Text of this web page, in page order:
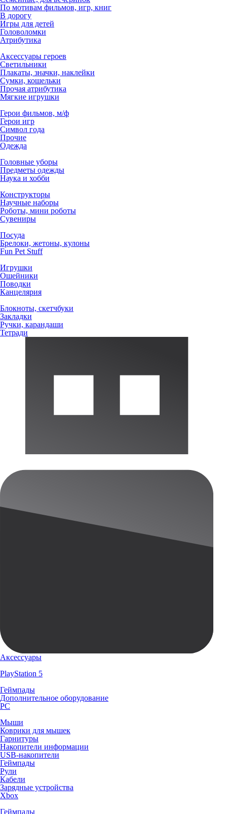
По мотивам фильмов, игр, книг
В дорогу
Игры для детей
Головоломки
Атрибутика
Аксессуары героев
Светильники
Плакаты, значки, наклейки
Сумки, кошельки
Прочая атрибутика
Мягкие игрушки
Герои фильмов, м/ф
Герои игр
Символ года
Прочие
Одежда
Головные уборы
Предметы одежды
Наука и хобби
Конструкторы
Научные наборы
Роботы, мини роботы
Сувениры
Посуда
Брелоки, жетоны, кулоны
Fun Pet Stuff
Игрушки
Ошейники
Поводки
Канцелярия
Блокноты, скетчбуки
Закладки
Ручки, карандаши
Тетради
Аксессуары
PlayStation 5
Геймпады
Дополнительное оборудование
PC
Мыши
Коврики для мышек
Гарнитуры
Накопители информации
USB-накопители
Геймпады
Рули
Кабели
Зарядные устройства
Xbox
Геймпады